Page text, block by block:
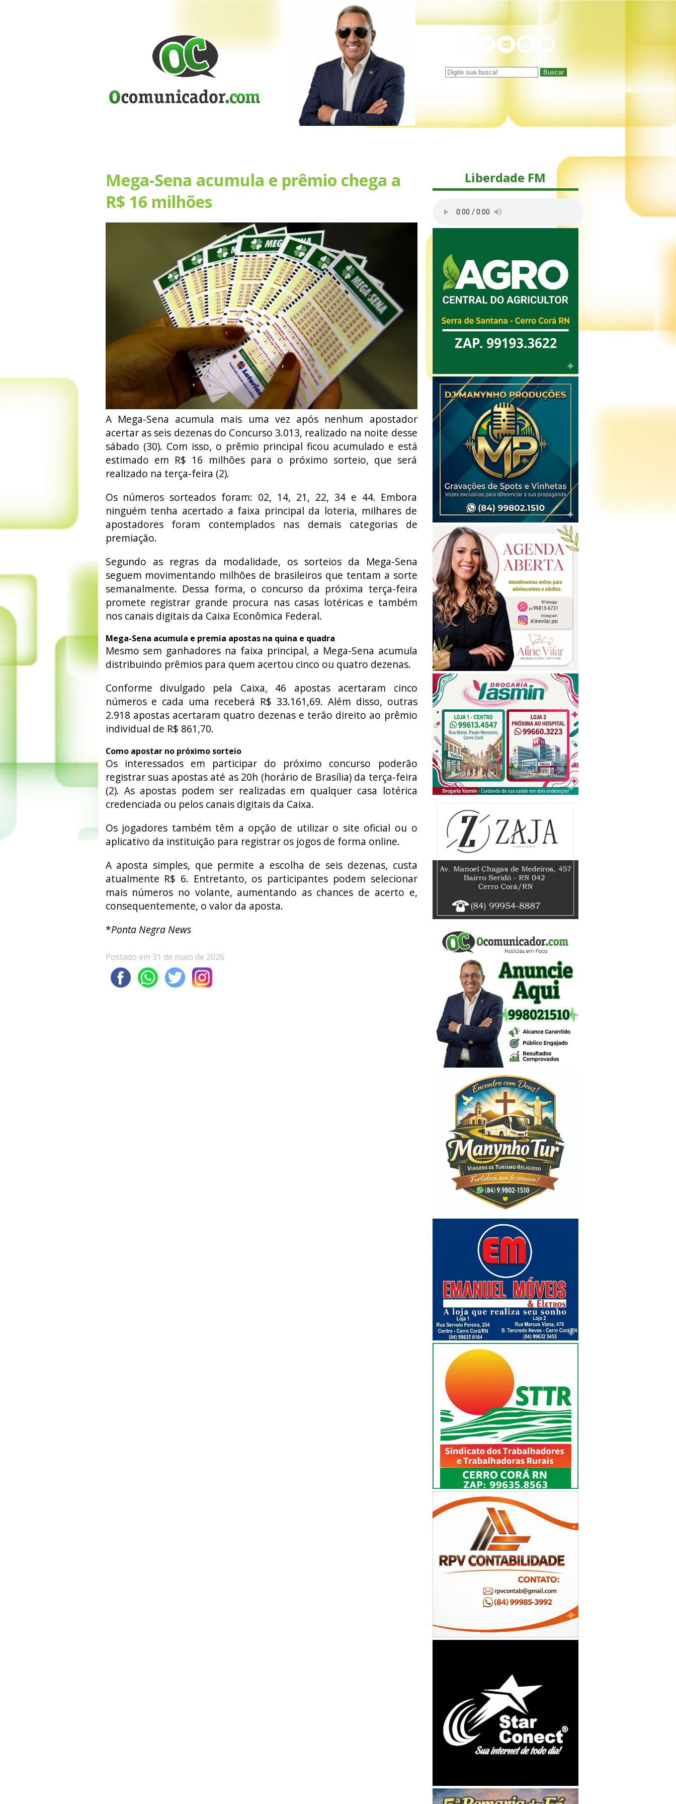
Buscar
Mega-Sena acumula e prêmio chega a
R$ 16 milhões
A Mega-Sena acumula mais uma vez após nenhum apostador
acertar as seis dezenas do Concurso 3.013, realizado na noite desse
sábado (30). Com isso, o prêmio principal ficou acumulado e está
estimado em R$ 16 milhões para o próximo sorteio, que será
realizado na terça-feira (2).
Os números sorteados foram: 02, 14, 21, 22, 34 e 44. Embora
ninguém tenha acertado a faixa principal da loteria, milhares de
apostadores foram contemplados nas demais categorias de
premiação.
Segundo as regras da modalidade, os sorteios da Mega-Sena
seguem movimentando milhões de brasileiros que tentam a sorte
semanalmente. Dessa forma, o concurso da próxima terça-feira
promete registrar grande procura nas casas lotéricas e também
nos canais digitais da Caixa Econômica Federal.
Mega-Sena acumula e premia apostas na quina e quadra
Mesmo sem ganhadores na faixa principal, a Mega-Sena acumula
distribuindo prêmios para quem acertou cinco ou quatro dezenas.
Conforme divulgado pela Caixa, 46 apostas acertaram cinco
números e cada uma receberá R$ 33.161,69. Além disso, outras
2.918 apostas acertaram quatro dezenas e terão direito ao prêmio
individual de R$ 861,70.
Como apostar no próximo sorteio
Os interessados em participar do próximo concurso poderão
registrar suas apostas até as 20h (horário de Brasília) da terça-feira
(2). As apostas podem ser realizadas em qualquer casa lotérica
credenciada ou pelos canais digitais da Caixa.
Os jogadores também têm a opção de utilizar o site oficial ou o
aplicativo da instituição para registrar os jogos de forma online.
A aposta simples, que permite a escolha de seis dezenas, custa
atualmente R$ 6. Entretanto, os participantes podem selecionar
mais números no volante, aumentando as chances de acerto e,
consequentemente, o valor da aposta.
*Ponta Negra News
Postado em 31 de maio de 2026
Liberdade FM